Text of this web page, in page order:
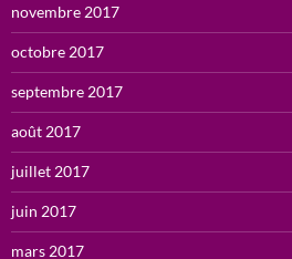
novembre 2017
octobre 2017
septembre 2017
août 2017
juillet 2017
juin 2017
mars 2017